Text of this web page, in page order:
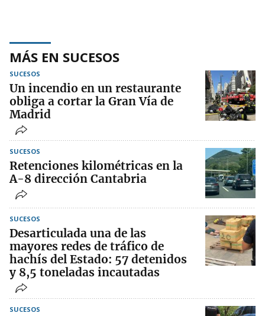
MÁS EN SUCESOS
SUCESOS
Un incendio en un restaurante
obliga a cortar la Gran Vía de
Madrid
SUCESOS
Retenciones kilométricas en la
A-8 dirección Cantabria
SUCESOS
Desarticulada una de las
mayores redes de tráfico de
hachís del Estado: 57 detenidos
y 8,5 toneladas incautadas
SUCESOS